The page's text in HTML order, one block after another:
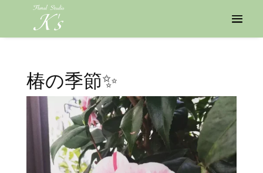
椿の季節✨